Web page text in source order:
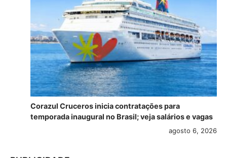
Corazul Cruceros inicia contratações para
temporada inaugural no Brasil; veja salários e vagas
agosto 6, 2026